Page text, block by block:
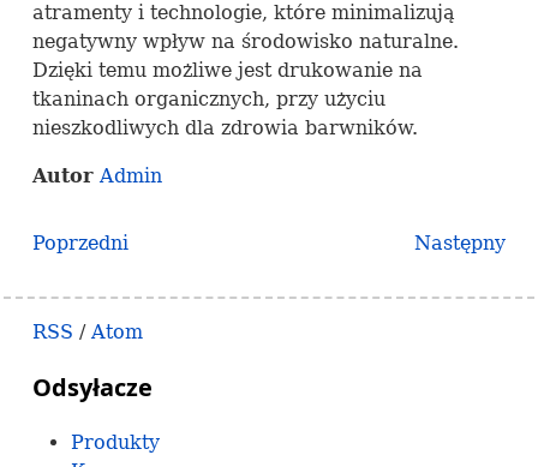
atramenty i technologie, które minimalizują
negatywny wpływ na środowisko naturalne.
Dzięki temu możliwe jest drukowanie na
tkaninach organicznych, przy użyciu
nieszkodliwych dla zdrowia barwników.
AutorAdmin
Poprzedni Następny
RSS /Atom
Odsyłacze
Produkty